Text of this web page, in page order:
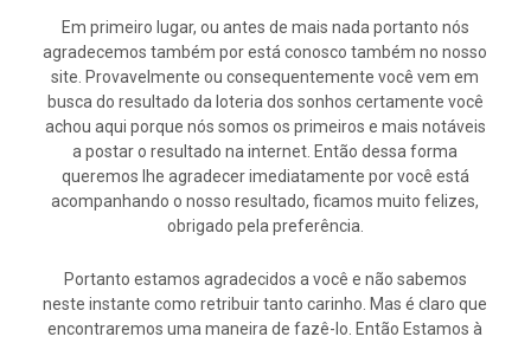
Em primeiro lugar, ou antes de mais nada portanto nós
agradecemos também por está conosco também no nosso
site. Provavelmente ou consequentemente você vem em
busca do resultado da loteria dos sonhos certamente você
achou aqui porque nós somos os primeiros e mais notáveis
a postar o resultado na internet. Então dessa forma
queremos lhe agradecer imediatamente por você está
acompanhando o nosso resultado, ficamos muito felizes,
obrigado pela preferência.
Portanto estamos agradecidos a você e não sabemos
neste instante como retribuir tanto carinho. Mas é claro que
encontraremos uma maneira de fazê-lo. Então Estamos à